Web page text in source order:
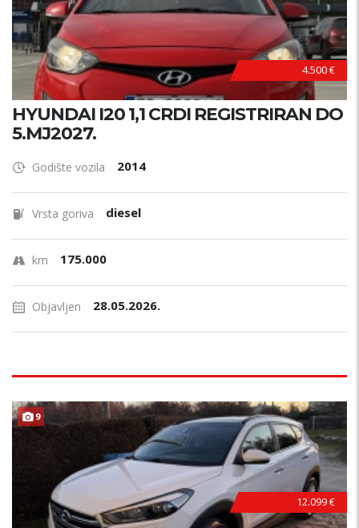
4.500 €
HYUNDAI I20 1,1 CRDI REGISTRIRAN DO
5.MJ2027.
Godište vozila 2014
Vrsta goriva diesel
km 175.000
Objavljen 28.05.2026.
9
12.099 €